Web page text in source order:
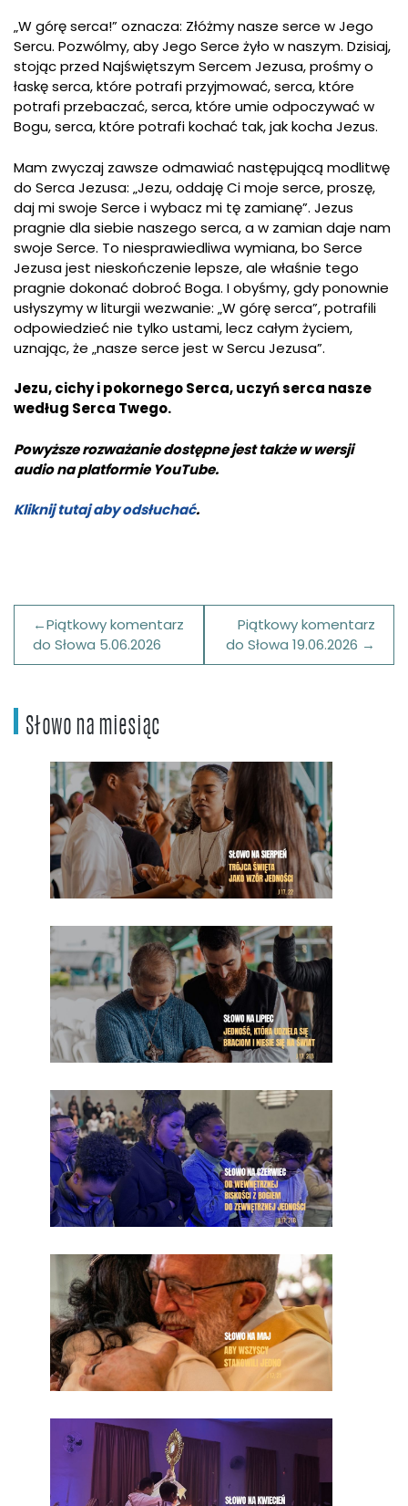
„W górę serca!” oznacza: Złóżmy nasze serce w Jego
Sercu. Pozwólmy, aby Jego Serce żyło w naszym. Dzisiaj,
stojąc przed Najświętszym Sercem Jezusa, prośmy o
łaskę serca, które potrafi przyjmować, serca, które
potrafi przebaczać, serca, które umie odpoczywać w
Bogu, serca, które potrafi kochać tak, jak kocha Jezus.
Mam zwyczaj zawsze odmawiać następującą modlitwę
do Serca Jezusa: „Jezu, oddaję Ci moje serce, proszę,
daj mi swoje Serce i wybacz mi tę zamianę”. Jezus
pragnie dla siebie naszego serca, a w zamian daje nam
swoje Serce. To niesprawiedliwa wymiana, bo Serce
Jezusa jest nieskończenie lepsze, ale właśnie tego
pragnie dokonać dobroć Boga. I obyśmy, gdy ponownie
usłyszymy w liturgii wezwanie: „W górę serca”, potrafili
odpowiedzieć nie tylko ustami, lecz całym życiem,
uznając, że „nasze serce jest w Sercu Jezusa”.
Jezu, cichy i pokornego Serca, uczyń serca nasze
według Serca Twego.
Powyższe rozważanie dostępne jest także w wersji
audio na platformieYouTube.
Kliknij tutaj aby odsłuchać.
Nawigacja
wpisu
Piątkowy komentarz
do Słowa 5.06.2026
Piątkowy komentarz
do Słowa 19.06.2026
Słowo na miesiąc